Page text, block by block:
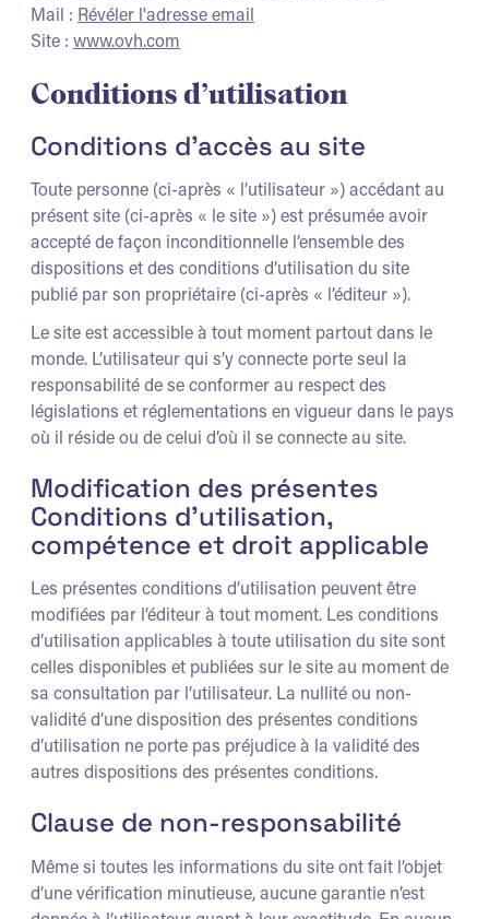
Mail : Révéler l'adresse email
Site : www.ovh.com
Conditions d’utilisation
Conditions d’accès au site
Toute personne (ci-après « l’utilisateur ») accédant au
présent site (ci-après « le site ») est présumée avoir
accepté de façon inconditionnelle l’ensemble des
dispositions et des conditions d’utilisation du site
publié par son propriétaire (ci-après « l’éditeur »).
Le site est accessible à tout moment partout dans le
monde. L’utilisateur qui s’y connecte porte seul la
responsabilité de se conformer au respect des
législations et réglementations en vigueur dans le pays
où il réside ou de celui d’où il se connecte au site.
Modification des présentes
Conditions d’utilisation,
compétence et droit applicable
Les présentes conditions d’utilisation peuvent être
modifiées par l’éditeur à tout moment. Les conditions
d’utilisation applicables à toute utilisation du site sont
celles disponibles et publiées sur le site au moment de
sa consultation par l’utilisateur. La nullité ou non-
validité d’une disposition des présentes conditions
d’utilisation ne porte pas préjudice à la validité des
autres dispositions des présentes conditions.
Clause de non-responsabilité
Même si toutes les informations du site ont fait l’objet
d’une vérification minutieuse, aucune garantie n’est